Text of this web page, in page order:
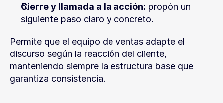
Cierre y llamada a la acción: propón un
siguiente paso claro y concreto.
Permite que el equipo de ventas adapte el
discurso según la reacción del cliente,
manteniendo siempre la estructura base que
garantiza consistencia.